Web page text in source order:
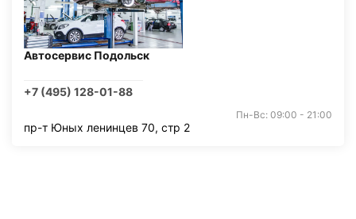
Автосервис Подольск
+7 (495) 128-01-88
Пн-Вс: 09:00 - 21:00
пр-т Юных ленинцев 70, стр 2